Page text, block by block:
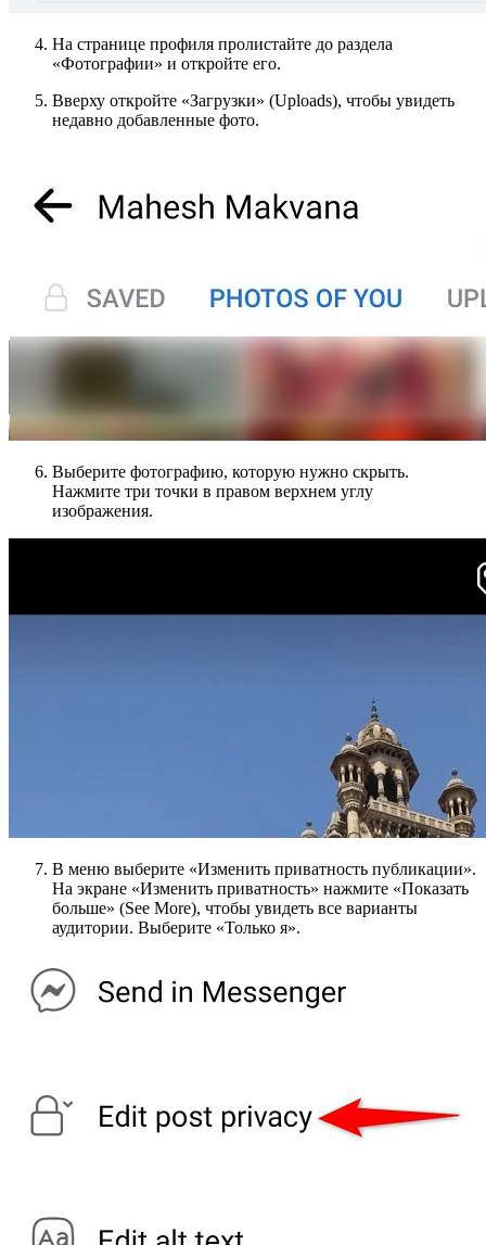
На странице профиля пролистайте до раздела
«Фотографии» и откройте его.
Вверху откройте «Загрузки» (Uploads), чтобы увидеть
недавно добавленные фото.
Выберите фотографию, которую нужно скрыть.
Нажмите три точки в правом верхнем углу
изображения.
В меню выберите «Изменить приватность публикации».
На экране «Изменить приватность» нажмите «Показать
больше» (See More), чтобы увидеть все варианты
аудитории. Выберите «Только я».